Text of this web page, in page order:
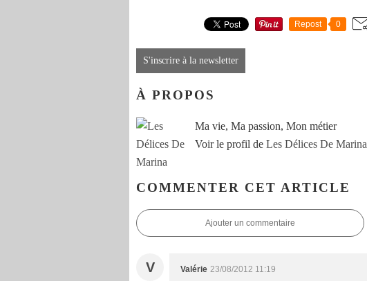
Repost 0
S'inscrire à la newsletter
À PROPOS
Ma vie, Ma passion, Mon métier
Voir le profil de Les Délices De Marina
COMMENTER CET ARTICLE
Ajouter un commentaire
V Valérie 23/08/2012 11:19